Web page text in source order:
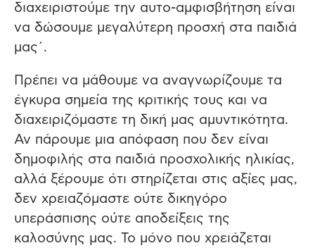
διαχειριστούμε την αυτο-αμφισβήτηση είναι
να δώσουμε μεγαλύτερη προσχή στα παιδιά
μας΄.
Πρέπει να μάθουμε να αναγνωρίζουμε τα
έγκυρα σημεία της κριτικής τους και να
διαχειριζόμαστε τη δική μας αμυντικότητα.
Αν πάρουμε μια απόφαση που δεν είναι
δημοφιλής στα παιδιά προσχολικής ηλικίας,
αλλά ξέρουμε ότι στηρίζεται στις αξίες μας,
δεν χρειαζόμαστε ούτε δικηγόρο
υπεράσπισης ούτε αποδείξεις της
καλοσύνης μας. Το μόνο που χρειάζεται